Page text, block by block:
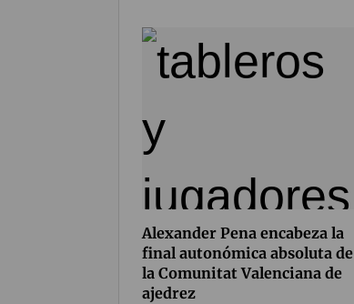
Alexander Pena encabeza la
final autonómica absoluta de
la Comunitat Valenciana de
ajedrez